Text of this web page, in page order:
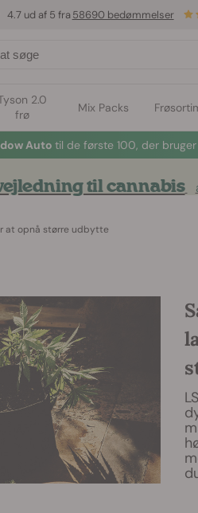
2.0
frø
Mix Packs
4.7 ud af 5 fra 58690 bedømmelser
Auto til de første 100, der bruger
til cannabis
at opnå større udbytte